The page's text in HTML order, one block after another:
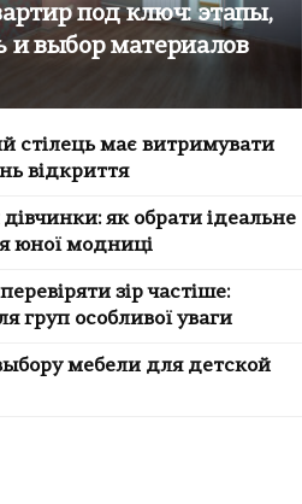
под ключ: этапы,
и выбор материалов
стілець має витримувати
відкриття
як обрати ідеальне
юної модниці
зір частіше:
груп особливої уваги
мебели для детской